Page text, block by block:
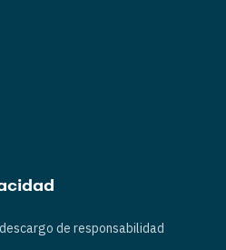
de responsabilidad